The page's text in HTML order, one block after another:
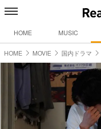
HOME MUSIC
HOME MOVIE 国内ドラマ